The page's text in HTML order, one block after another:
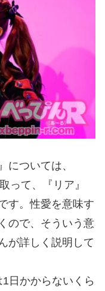
については、
って、『リア』
す。性愛を意味す
ので、そういう意
が詳しく説明して
日かからないくら